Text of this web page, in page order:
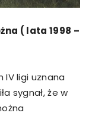
( lata 1998 –
IV ligi uznana
sygnał, że w